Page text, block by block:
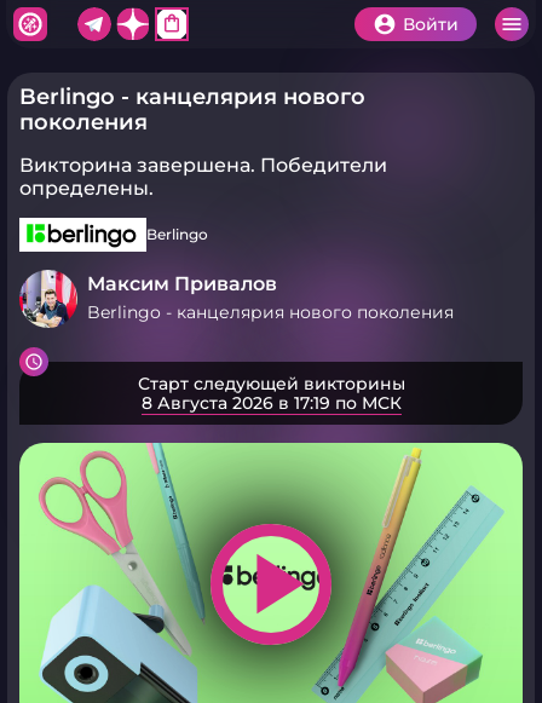
shopping_bag Войти
Berlingo - канцелярия нового
поколения
Викторина завершена. Победители
определены.
Berlingo
Максим Привалов
Berlingo - канцелярия нового поколения
Старт следующей викторины
8 Августа 2026 в 17:19 по МСК
play_arrow